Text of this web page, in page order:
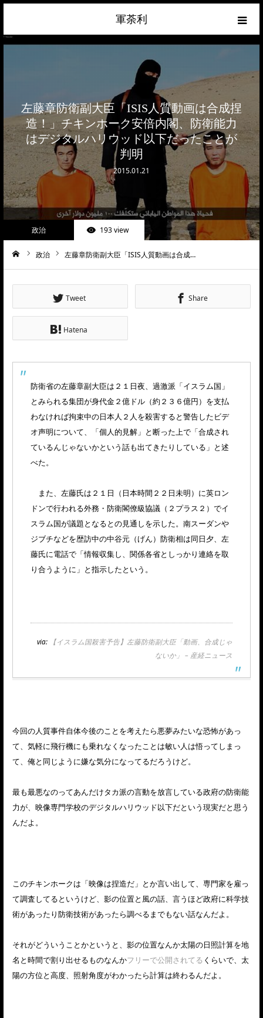
軍荼利
左藤章防衛副大臣「ISIS人質動画は合成捏
造！」チキンホーク安倍内閣、防衛能力
はデジタルハリウッド以下だったことが
判明
2015.01.21
政治 193 view
政治 左藤章防衛副大臣「ISIS人質動画は合成…
Tweet Share
Hatena
防衛省の左藤章副大臣は２１日夜、過激派「イスラム国」
とみられる集団が身代金２億ドル（約２３６億円）を支払
わなければ拘束中の日本人２人を殺害すると警告したビデ
オ声明について、「個人的見解」と断った上で「合成され
ているんじゃないかという話も出てきたりしている」と述
べた。
また、左藤氏は２１日（日本時間２２日未明）に英ロン
ドンで行われる外務・防衛閣僚級協議（２プラス２）でイ
スラム国が議題となるとの見通しを示した。南スーダンや
ジブチなどを歴訪中の中谷元（げん）防衛相は同日夕、左
藤氏に電話で「情報収集し、関係各省としっかり連絡を取
り合うように」と指示したという。
via:
【イスラム国殺害予告】左藤防衛副大臣「動画、合成じゃ
ないか」 – 産経ニュース
今回の人質事件自体今後のことを考えたら悪夢みたいな恐怖があっ
て、気軽に飛行機にも乗れなくなったことは敏い人は悟ってしまっ
て、俺と同じように嫌な気分になってるだろうけど。
最も最悪なのってあんだけタカ派の言動を放言している政府の防衛能
力が、映像専門学校のデジタルハリウッド以下だという現実だと思う
んだよ。
このチキンホークは「映像は捏造だ」とか言い出して、専門家を雇っ
て調査してるというけど、影の位置と風の話、言うほど政府に科学技
術があったり防衛技術があったら調べるまでもない話なんだよ。
それがどういうことかというと、影の位置なんか太陽の日照計算を地
名と時間で割り出せるものなんかフリーで公開されてる くらいで、太
陽の方位と高度、照射角度がわかったら計算は終わるんだよ。
政治
ライフハック
サイトマップ
about
お問合せ